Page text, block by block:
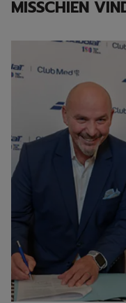
MISSCHIEN